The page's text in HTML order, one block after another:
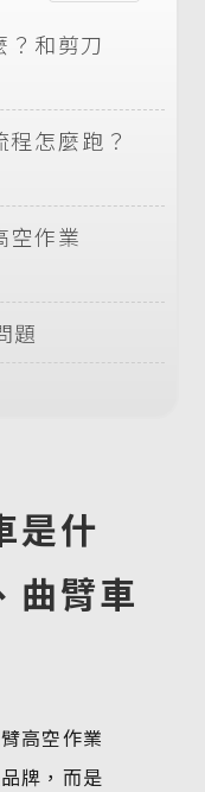
？和剪刀
怎麼跑？
空作業
題
是什
曲臂車
高空作業
牌，而是